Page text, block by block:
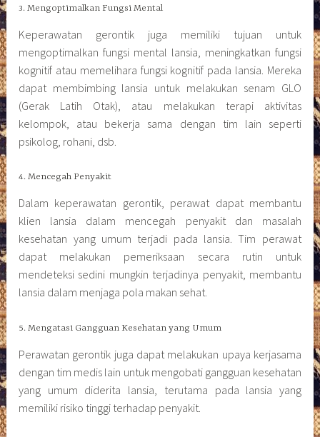
3. Mengoptimalkan Fungsi Mental
Keperawatan gerontik juga memiliki tujuan untuk
mengoptimalkan fungsi mental lansia, meningkatkan fungsi
kognitif atau memelihara fungsi kognitif pada lansia. Mereka
dapat membimbing lansia untuk melakukan senam GLO
(Gerak Latih Otak), atau melakukan terapi aktivitas
kelompok, atau bekerja sama dengan tim lain seperti
psikolog, rohani, dsb.
4. Mencegah Penyakit
Dalam keperawatan gerontik, perawat dapat membantu
klien lansia dalam mencegah penyakit dan masalah
kesehatan yang umum terjadi pada lansia. Tim perawat
dapat melakukan pemeriksaan secara rutin untuk
mendeteksi sedini mungkin terjadinya penyakit, membantu
lansia dalam menjaga pola makan sehat.
5. Mengatasi Gangguan Kesehatan yang Umum
Perawatan gerontik juga dapat melakukan upaya kerjasama
dengan tim medis lain untuk mengobati gangguan kesehatan
yang umum diderita lansia, terutama pada lansia yang
memiliki risiko tinggi terhadap penyakit.